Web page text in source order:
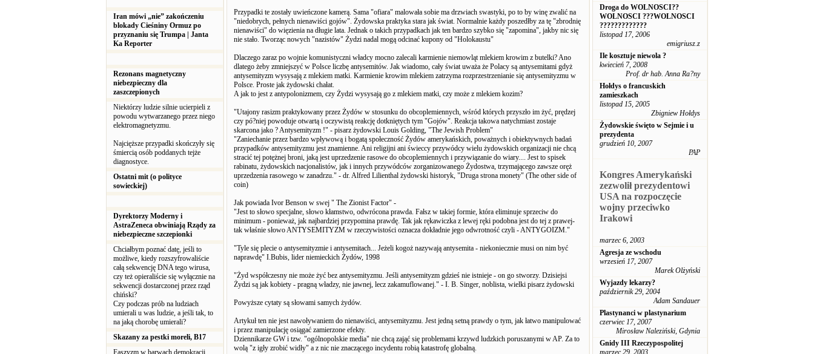
Iran mówi „nie” zakończeniu
blokady Cieśniny Ormuz po
przyznaniu się Trumpa | Janta
Ka Reporter
Rezonans magnetyczny
niebezpieczny dla
zaszczepionych
Niektórzy ludzie silnie ucierpieli z
powodu wytwarzanego przez niego
elektromagnetyzmu.
Najcięższe przypadki skończyły się
śmiercią osób poddanych tejże
diagnostyce.
Ostatni mit (o polityce
sowieckiej)
Dyrektorzy Moderny i
AstraZeneca obwiniają Rządy za
niebezpieczne szczepionki
Chciałbym poznać datę, jeśli to
możliwe, kiedy rozszyfrowaliście
całą sekwencję DNA tego wirusa,
czy też opieraliście się wyłącznie na
sekwencji dostarczonej przez rząd
chiński?
Czy podczas prób na ludziach
umierali u was ludzie, a jeśli tak, to
na jaką chorobę umierali?
Skazany za pestki moreli, B17
Faszyzm w barwach demokracji
Przypadki te zostały uwieńczone kamerą. Sama "ofiara" malowała sobie ma drzwiach swastyki, po to by winę zwalić na
"niedobrych, pełnych nienawiści gojów". Żydowska praktyka stara jak świat. Normalnie każdy poszedłby za tę "zbrodnię
nienawiści" do więzienia na długie lata. Jednak o takich przypadkach jak ten bardzo szybko się "zapomina", jakby nic się
nie stało. Tworząc nowych "nazistów" Żydzi nadal mogą odcinać kupony od "Holokaustu"
Dlaczego zaraz po wojnie komunistyczni władcy mocno zalecali karmienie niemowląt mlekiem krowim z butelki? Ano
dlatego żeby zmniejszyć w Polsce liczbę antysemitów. Jak wiadomo, cały świat uważa że Polacy są antysemitami gdyż
antysemityzm wysysają z mlekiem matki. Karmienie krowim mlekiem zatrzyma rozprzestrzenianie się antysemityzmu w
Polsce. Proste jak żydowski chałat.
A jak to jest z antypolonizmem, czy Żydzi wysysają go z mlekiem matki, czy może z mlekiem kozim?
"Utajony rasizm praktykowany przez Żydów w stosunku do obcoplemiennych, wśród których przyszło im żyć, prędzej
czy pó?niej powoduje otwartą i oczywistą reakcję dotkniętych tym "Gojów". Reakcja takowa natychmiast zostaje
skarcona jako ? Antysemityzm !" - pisarz żydowski Louis Golding, "The Jewish Problem"
"Zaniechanie przez bardzo wpływową i bogatą społeczność Żydów amerykańskich, poważnych i obiektywnych badań
przypadków antysemityzmu jest znamienne. Ani religijni ani świeccy przywódcy wielu żydowskich organizacji nie chcą
stracić tej potężnej broni, jaką jest uprzedzenie rasowe do obcoplemiennych i przywiązanie do wiary.... Jest to spisek
rabinatu, żydowskich nacjonalistów, jak i innych przywódców zorganizowanego Żydostwa, trzymającego zawsze oręż
uprzedzenia rasowego w zanadrzu." - dr. Alfred Lilienthal żydowski historyk, "Druga strona monety" (The other side of
coin)
Jak powiada Ivor Benson w swej " The Zionist Factor" -
"Jest to słowo specjalne, słowo kłamstwo, odwrócona prawda. Fałsz w takiej formie, która eliminuje sprzeciw do
minimum - ponieważ, jak najbardziej przypomina prawdę. Tak jak rękawiczka z lewej ręki podobna jest do tej z prawej-
tak właśnie słowo ANTYSEMITYZM w rzeczywistości oznacza dokładnie jego odwrotność czyli - ANTYGOIZM."
"Tyle się plecie o antysemityzmie i antysemitach... Jeżeli kogoż nazywają antysemita - niekoniecznie musi on nim być
naprawdę" I.Bubis, lider niemieckich Żydów, 1998
"Żyd współczesny nie może żyć bez antysemityzmu. Jeśli antysemityzm gdzieś nie istnieje - on go stworzy. Dzisiejsi
Żydzi są jak kobiety - pragną władzy, nie jawnej, lecz zakamuflowanej." - I. B. Singer, noblista, wielki pisarz żydowski
Powyższe cytaty są słowami samych żydów.
Artykuł ten nie jest nawoływaniem do nienawiści, antysemityzmu. Jest jedną setną prawdy o tym, jak łatwo manipulować
i przez manipulację osiągać zamierzone efekty.
Dziennikarze GW i tzw. "ogólnopolskie media" nie chcą zająć się problemami krzywd ludzkich poruszanymi w AP. Za to
wolą "z igły zrobić widły" a z nic nie znaczącego incydentu robią katastrofę globalną.
Droga do WOLNOSCI??
WOLNOSCI ???WOLNOSCI
?????????????
listopad 17, 2006
emigriusz.z
Ile kosztuje niewola ?
kwiecień 7, 2008
Prof. dr hab. Anna Ra?ny
Hołdys o francuskich
zamieszkach
listopad 15, 2005
Zbigniew Hołdys
Żydowskie święto w Sejmie i u
prezydenta
grudzień 10, 2007
PAP
Kongres Amerykański
zezwolił prezydentowi
USA na rozpoczęcie
wojny przeciwko
Irakowi
marzec 6, 2003
Agresja ze wschodu
wrzesień 17, 2007
Marek Olżyński
Wyjazdy lekarzy?
październik 29, 2004
Adam Sandauer
Plastynanci w plastynarium
czerwiec 17, 2007
Mirosław Naleziński, Gdynia
Gnidy III Rzeczypospolitej
marzec 29, 2003